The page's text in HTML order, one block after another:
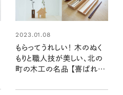
2023.01.08
もらってうれしい！ 木のぬく
もりと職人技が美しい、北の
町の木工の名品 【喜ばれる